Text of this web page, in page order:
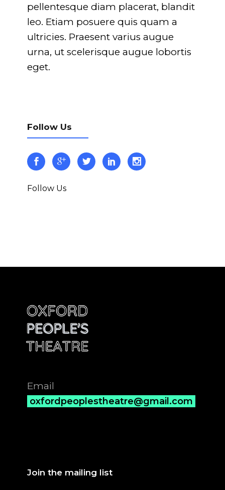
pellentesque diam placerat, blandit
leo. Etiam posuere quis quam a
ultricies. Praesent varius augue
urna, ut scelerisque augue lobortis
eget.
Follow Us
Follow Us
Email
oxfordpeoplestheatre@gmail.com
Join the mailing list